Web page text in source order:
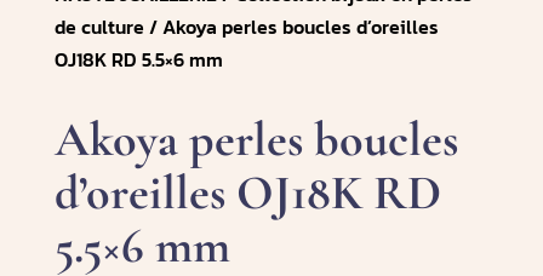
de culture / Akoya perles boucles d’oreilles
OJ18K RD 5.5×6 mm
Akoya perles boucles
d’oreilles OJ18K RD
5.5×6 mm